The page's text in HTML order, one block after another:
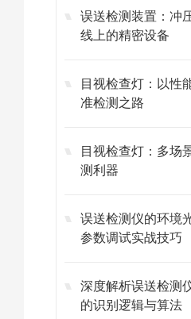
误送检测装置：冲
线上的精密设备
目视检查灯：以性
准检测之路
目视检查灯：多场
测利器
误送检测仪的环境
参数调试实战技巧
深度解析误送检测
的识别逻辑与算法